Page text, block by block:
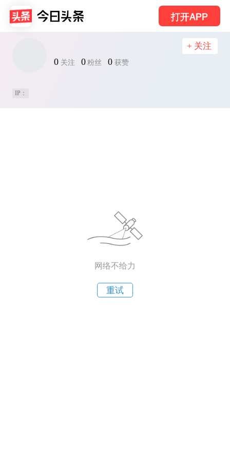
打开APP
0 关注 0 粉丝 0 获赞
+ 关注
IP：
网络不给力
重试